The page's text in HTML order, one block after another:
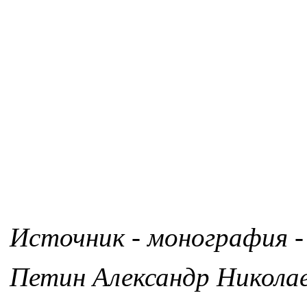
Источник - монография -
Петин Александр